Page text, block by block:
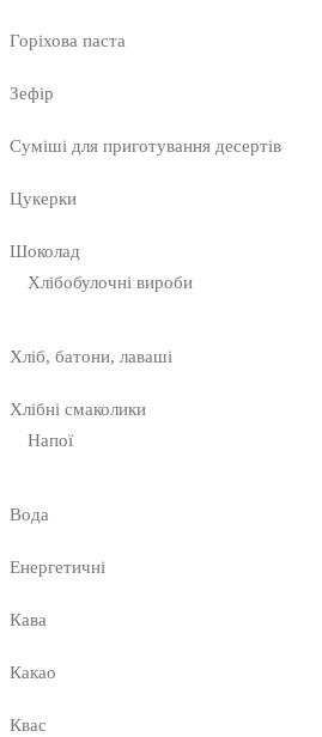
Горіхова паста
Зефір
Суміші для приготування десертів
Цукерки
Шоколад
Хлібобулочні вироби
Хліб, батони, лаваші
Хлібні смаколики
Напої
Вода
Енергетичні
Кава
Какао
Квас